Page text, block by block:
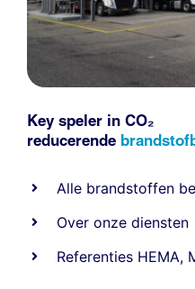
Key speler in CO₂
reducerende
Alle brandstoffen
Over onze diensten
Referenties HEMA,